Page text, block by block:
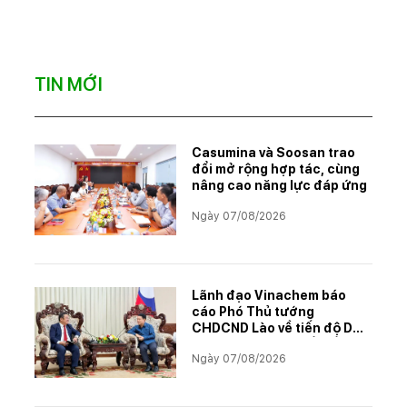
TIN MỚI
Casumina và Soosan trao
đổi mở rộng hợp tác, cùng
nâng cao năng lực đáp ứng
Ngày 07/08/2026
Lãnh đạo Vinachem báo
cáo Phó Thủ tướng
CHDCND Lào về tiến độ Dự
muối mỏ Kali
Ngày 07/08/2026